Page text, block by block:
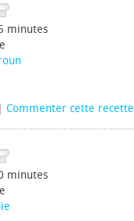
minutes
Commenter cette recette
minutes